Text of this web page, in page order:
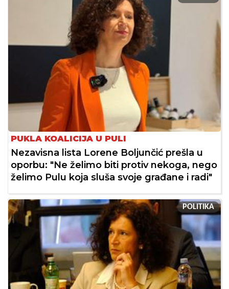
PUKLA KOALICIJA U PULI
Nezavisna lista Lorene Boljunčić prešla u
oporbu: "Ne želimo biti protiv nekoga, nego
želimo Pulu koja sluša svoje građane i radi"
POLITIKA